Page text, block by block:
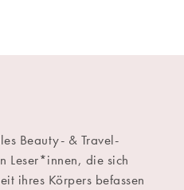
Beauty- & Travel-
Leser*innen, die sich
ihres Körpers befassen